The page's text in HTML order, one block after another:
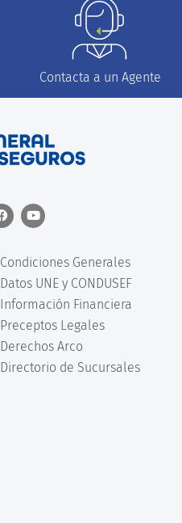
Contacta a un Agente
Condiciones Generales
Datos UNE y CONDUSEF
Información Financiera
Preceptos Legales
Derechos Arco
Directorio de Sucursales